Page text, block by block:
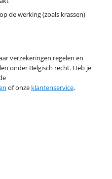
de werking (zoals krassen)
verzekeringen regelen en
onder Belgisch recht. Heb je
of onze klantenservice.